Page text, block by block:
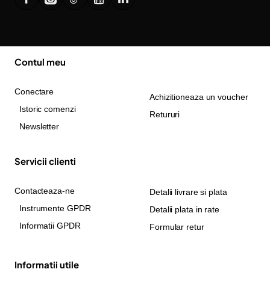
Contul meu
Conectare
Istoric comenzi
Newsletter
Achizitioneaza un voucher
Retururi
Servicii clienti
Contacteaza-ne
Instrumente GPDR
Informatii GPDR
Detalii livrare si plata
Detalii plata in rate
Formular retur
Informatii utile